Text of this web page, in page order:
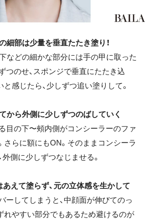
細部は少量を垂直たたき塗り！
下などの細かな部分には手の甲に取った
つのせ、スポンジで垂直にたたき込
感じたら、少しずつ追い塗りして。
てから外側に少しずつのばしていく
目の下〜頰内側がコンシーラーのファ
さらに額にもON。そのままコンシーラ
側に少しずつなじませる。
あえて塗らず、元の立体感を生かして
ーしてしまうと、中顔面が伸びてのっ
れやすい部分でもあるため避けるのが